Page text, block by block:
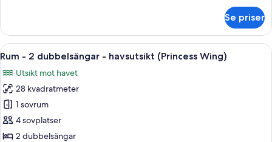
-
dubbelsängar
torn
(Renovated)
Se priser
Öppna
alla
foton
för
Rum
-
2
Ett hotellrum med två sängar, ett
4
Rum - 2 dubbelsängar - havsutsikt (Princess Wing)
Utsikt mot havet
28 kvadratmeter
1 sovrum
4 sovplatser
2 dubbelsängar